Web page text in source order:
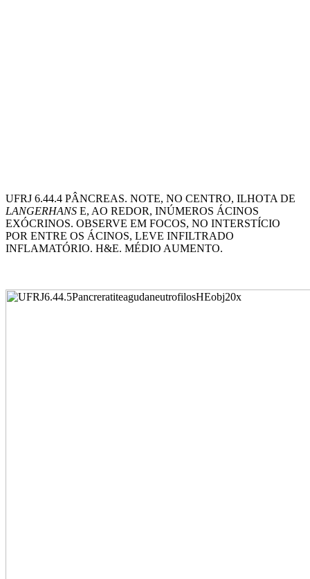
UFRJ 6.44.4 PÂNCREAS. NOTE, NO CENTRO, ILHOTA DE
LANGERHANS E, AO REDOR, INÚMEROS ÁCINOS
EXÓCRINOS. OBSERVE EM FOCOS, NO INTERSTÍCIO
POR ENTRE OS ÁCINOS, LEVE INFILTRADO
INFLAMATÓRIO. H&E. MÉDIO AUMENTO.